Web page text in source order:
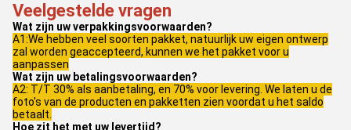
Veelgestelde vragen
Wat zijn uw verpakkingsvoorwaarden?
A1:We hebben veel soorten pakket, natuurlijk uw eigen ontwerp
zal worden geaccepteerd, kunnen we het pakket voor u
aanpassen
Wat zijn uw betalingsvoorwaarden?
A2: T/T 30% als aanbetaling, en 70% voor levering. We laten u de
foto's van de producten en pakketten zien voordat u het saldo
betaalt.
Hoe zit het met uw levertijd?